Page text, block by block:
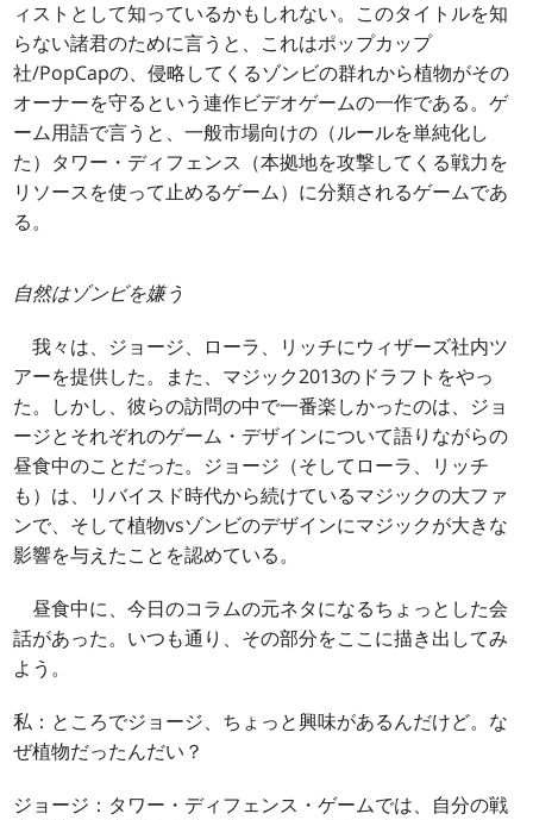
ィストとして知っているかもしれない。このタイトルを知
らない諸君のために言うと、これはポップカップ
社/PopCapの、侵略してくるゾンビの群れから植物がその
オーナーを守るという連作ビデオゲームの一作である。ゲ
ーム用語で言うと、一般市場向けの（ルールを単純化し
た）タワー・ディフェンス（本拠地を攻撃してくる戦力を
リソースを使って止めるゲーム）に分類されるゲームであ
る。
自然はゾンビを嫌う
我々は、ジョージ、ローラ、リッチにウィザーズ社内ツ
アーを提供した。また、マジック2013のドラフトをやっ
た。しかし、彼らの訪問の中で一番楽しかったのは、ジョ
ージとそれぞれのゲーム・デザインについて語りながらの
昼食中のことだった。ジョージ（そしてローラ、リッチ
も）は、リバイスド時代から続けているマジックの大ファ
ンで、そして植物vsゾンビのデザインにマジックが大きな
影響を与えたことを認めている。
昼食中に、今日のコラムの元ネタになるちょっとした会
話があった。いつも通り、その部分をここに描き出してみ
よう。
私：ところでジョージ、ちょっと興味があるんだけど。な
ぜ植物だったんだい？
ジョージ：タワー・ディフェンス・ゲームでは、自分の戦